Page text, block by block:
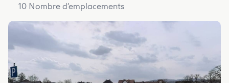
10 Nombre d’emplacements